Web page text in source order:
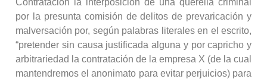
Contratación la interposición de una querella criminal
por la presunta comisión de delitos de prevaricación y
malversación por, según palabras literales en el escrito,
“pretender sin causa justificada alguna y por capricho y
arbitrariedad la contratación de la empresa X (de la cual
mantendremos el anonimato para evitar perjuicios) para